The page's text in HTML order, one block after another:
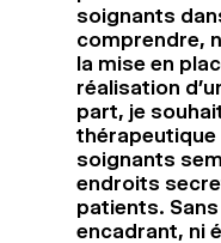
soignants
comprendre,
la mise en
réalisation
part, je
thérapeutique
soignants
endroits
patients.
encadrant, ni